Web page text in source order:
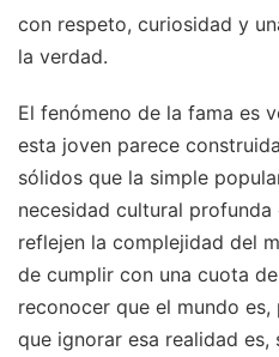
con respeto, curiosidad y
la verdad.
El fenómeno de la fama es
esta joven parece
sólidos que la simple
necesidad cultural
reflejen la complejidad del
de cumplir con una cuota
reconocer que el mundo
que ignorar esa realidad es,